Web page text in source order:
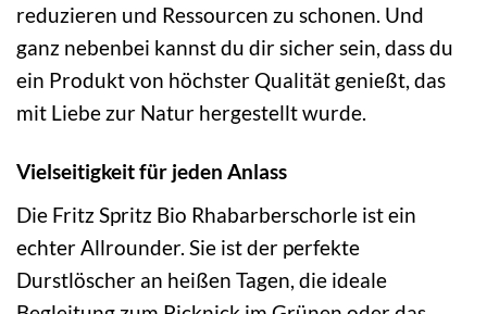
reduzieren und Ressourcen zu schonen. Und
ganz nebenbei kannst du dir sicher sein, dass du
ein Produkt von höchster Qualität genießt, das
mit Liebe zur Natur hergestellt wurde.
Vielseitigkeit für jeden Anlass
Die Fritz Spritz Bio Rhabarberschorle ist ein
echter Allrounder. Sie ist der perfekte
Durstlöscher an heißen Tagen, die ideale